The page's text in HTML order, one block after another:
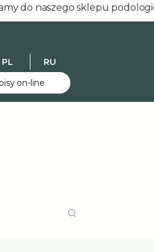
naszego sklepu
PL
RU
on-line